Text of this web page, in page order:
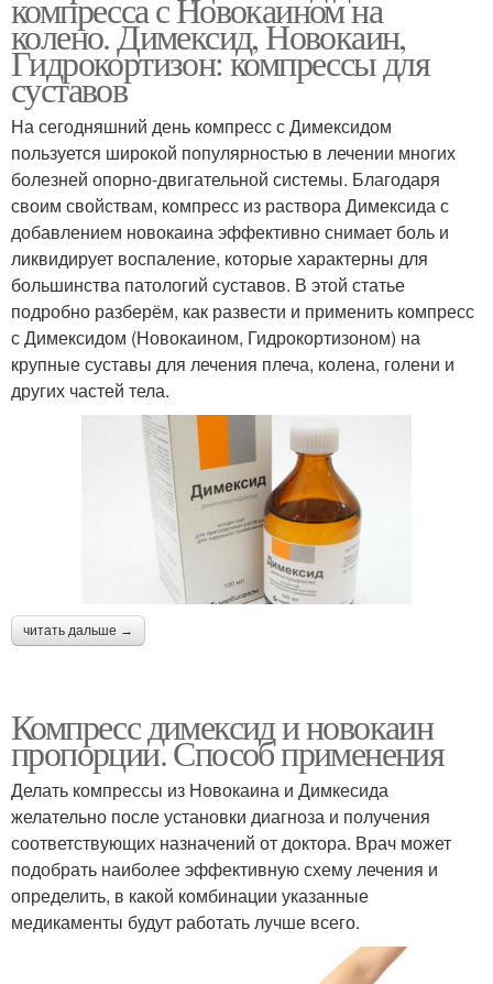
колено. Димексид, Новокаин,
Гидрокортизон: компрессы для
суставов
На сегодняшний день компресс с Димексидом
пользуется широкой популярностью в лечении многих
болезней опорно-двигательной системы. Благодаря
своим свойствам, компресс из раствора Димексида с
добавлением новокаина эффективно снимает боль и
ликвидирует воспаление, которые характерны для
большинства патологий суставов. В этой статье
подробно разберём, как развести и применить компресс
с Димексидом (Новокаином, Гидрокортизоном) на
крупные суставы для лечения плеча, колена, голени и
других частей тела.
читать дальше →
Компресс димексид и новокаин
пропорции. Способ применения
Делать компрессы из Новокаина и Димкесида
желательно после установки диагноза и получения
соответствующих назначений от доктора. Врач может
подобрать наиболее эффективную схему лечения и
определить, в какой комбинации указанные
медикаменты будут работать лучше всего.